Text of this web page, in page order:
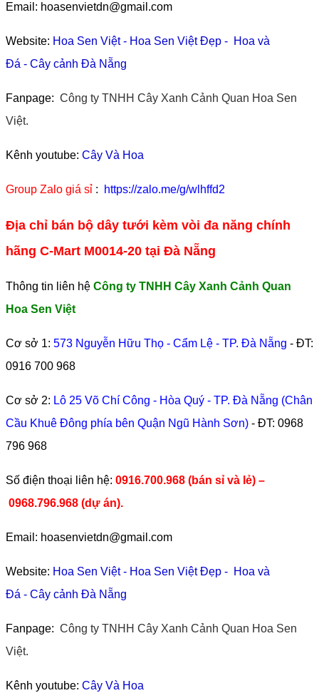
Email: hoasenvietdn@gmail.com
Website: Hoa Sen Việt- Hoa Sen Việt Đẹp - Hoa và
Đá - Cây cảnh Đà Nẵng
Fanpage: Công ty TNHH Cây Xanh Cảnh Quan Hoa Sen
Việt.
Kênh youtube: Cây Và Hoa
Group Zalo giá sỉ : https://zalo.me/g/wlhffd2
Địa chỉ bán bộ dây tưới kèm vòi đa năng chính
hãng C-Mart M0014-20 tại Đà Nẵng
Thông tin liên hệ Công ty TNHH Cây Xanh Cảnh Quan
Hoa Sen Việt
Cơ sở 1: 573 Nguyễn Hữu Thọ - Cẩm Lệ - TP. Đà Nẵng - ĐT:
0916 700 968
Cơ sở 2: Lô 25 Võ Chí Công - Hòa Quý - TP. Đà Nẵng (Chân
Cầu Khuê Đông phía bên Quận Ngũ Hành Sơn) - ĐT: 0968
796 968
​Số điện thoại liên hệ: 0916.700.968 (bán sỉ và lẻ) –
0968.796.968 (dự án).
Email: hoasenvietdn@gmail.com
Website: Hoa Sen Việt- Hoa Sen Việt Đẹp - Hoa và
Đá - Cây cảnh Đà Nẵng
Fanpage: Công ty TNHH Cây Xanh Cảnh Quan Hoa Sen
Việt.
Kênh youtube: Cây Và Hoa